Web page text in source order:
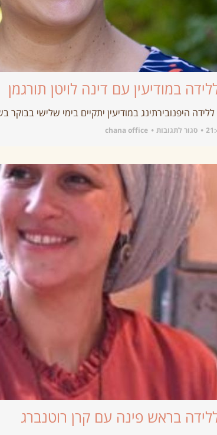
במודיעין עם דינה לויטן תורגמן
במודיעין יתקיים בימי שלישי בבוקר בשעות 9:00-12:00 תאריכי הקורס: 6, 13, 20,
סגור לתגובות chana office
בראש פינה עם קרן רוטנברג